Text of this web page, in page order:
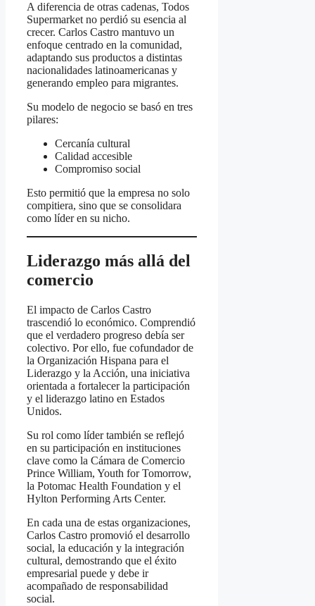
A diferencia de otras cadenas, Todos
Supermarket no perdió su esencia al
crecer. Carlos Castro mantuvo un
enfoque centrado en la comunidad,
adaptando sus productos a distintas
nacionalidades latinoamericanas y
generando empleo para migrantes.
Su modelo de negocio se basó en tres
pilares:
Cercanía cultural
Calidad accesible
Compromiso social
Esto permitió que la empresa no solo
compitiera, sino que se consolidara
como líder en su nicho.
Liderazgo más allá del
comercio
El impacto de Carlos Castro
trascendió lo económico. Comprendió
que el verdadero progreso debía ser
colectivo. Por ello, fue cofundador de
la Organización Hispana para el
Liderazgo y la Acción, una iniciativa
orientada a fortalecer la participación
y el liderazgo latino en Estados
Unidos.
Su rol como líder también se reflejó
en su participación en instituciones
clave como la Cámara de Comercio
Prince William, Youth for Tomorrow,
la Potomac Health Foundation y el
Hylton Performing Arts Center.
En cada una de estas organizaciones,
Carlos Castro promovió el desarrollo
social, la educación y la integración
cultural, demostrando que el éxito
empresarial puede y debe ir
acompañado de responsabilidad
social.